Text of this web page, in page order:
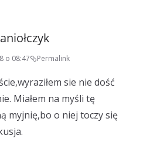
o 08:47 Permalink
sie nie dość
Miałem na myśli tę
myjnię,bo o niej toczy się